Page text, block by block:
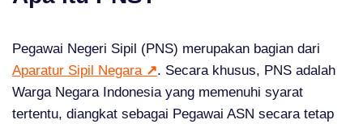
Pegawai Negeri Sipil (PNS) merupakan bagian dari
Aparatur Sipil Negara ↗. Secara khusus, PNS adalah
Warga Negara Indonesia yang memenuhi syarat
tertentu, diangkat sebagai Pegawai ASN secara tetap